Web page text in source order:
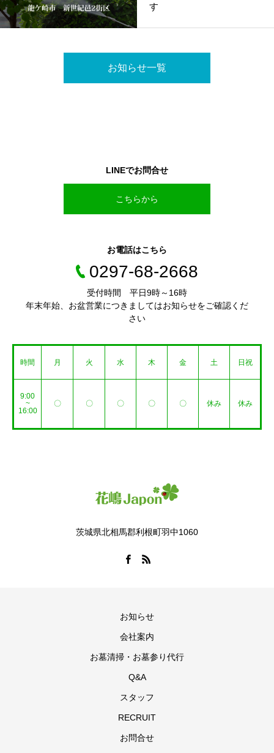
す
お知らせ一覧
LINEでお問合せ
こちらから
お電話はこちら
0297-68-2668
受付時間 平日9時～16時
年末年始、お盆営業につきましてはお知らせをご確認くだ
さい
時間 月 火 水 木 金 土 日祝
9:00
~
16:00
〇 〇 〇 〇 〇 休み 休み
茨城県北相馬郡利根町羽中1060
お知らせ
会社案内
お墓清掃・お墓参り代行
Q&A
スタッフ
RECRUIT
お問合せ